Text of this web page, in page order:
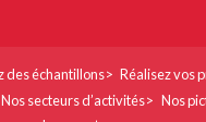
des échantillons
Réalisez vos
Nos secteurs d’activités
Nos